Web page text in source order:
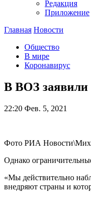
Редакция
Приложение
Главная Новости
Общество
В мире
Коронавирус
В ВОЗ заявили
22:20 Фев. 5, 2021
Фото РИА
Однако
«Мы действительно
внедряют страны и